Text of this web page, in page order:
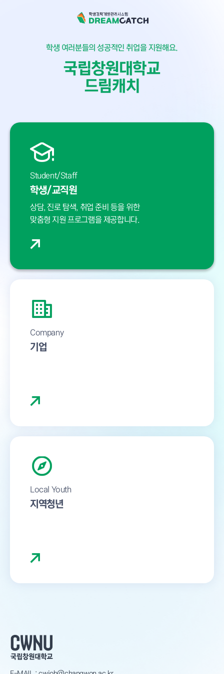
학생 여러분들의 성공적인 취업을 지원해요.
국립창원대학교
드림캐치
Student/Staff
학생/교직원
상담, 진로 탐색, 취업 준비 등을 위한
맞춤형 지원 프로그램을 제공합니다.
Company
기업
Local Youth
지역청년